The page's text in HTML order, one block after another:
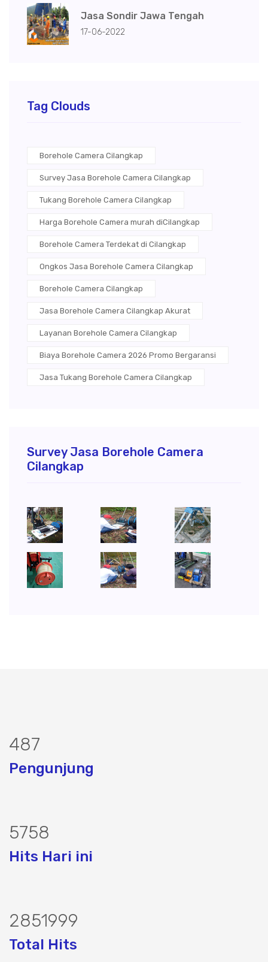
Jasa Sondir Jawa Tengah
17-06-2022
Tag Clouds
Borehole Camera Cilangkap
Survey Jasa Borehole Camera Cilangkap
Tukang Borehole Camera Cilangkap
Harga Borehole Camera murah diCilangkap
Borehole Camera Terdekat di Cilangkap
Ongkos Jasa Borehole Camera Cilangkap
Borehole Camera Cilangkap
Jasa Borehole Camera Cilangkap Akurat
Layanan Borehole Camera Cilangkap
Biaya Borehole Camera 2026 Promo Bergaransi
Jasa Tukang Borehole Camera Cilangkap
Survey Jasa Borehole Camera
Cilangkap
487
Pengunjung
5758
Hits Hari ini
2851999
Total Hits